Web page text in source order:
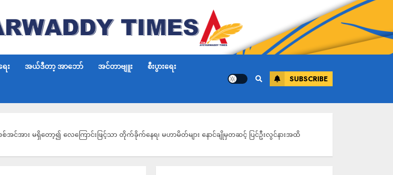
ေး အယ်ဒီတာ့ အာဘော် အင်တာဗျူး စီးပွားရေး
SUBSCRIBE
စ်အင်အား မရှိတော့၍ လေကြောင်းဖြင့်သာ တိုက်ခိုက်နေရ၊ မဟာမိတ်များ နောင်ချိုမှတဆင့် ပြင်ဦးလွင်နားအထိ